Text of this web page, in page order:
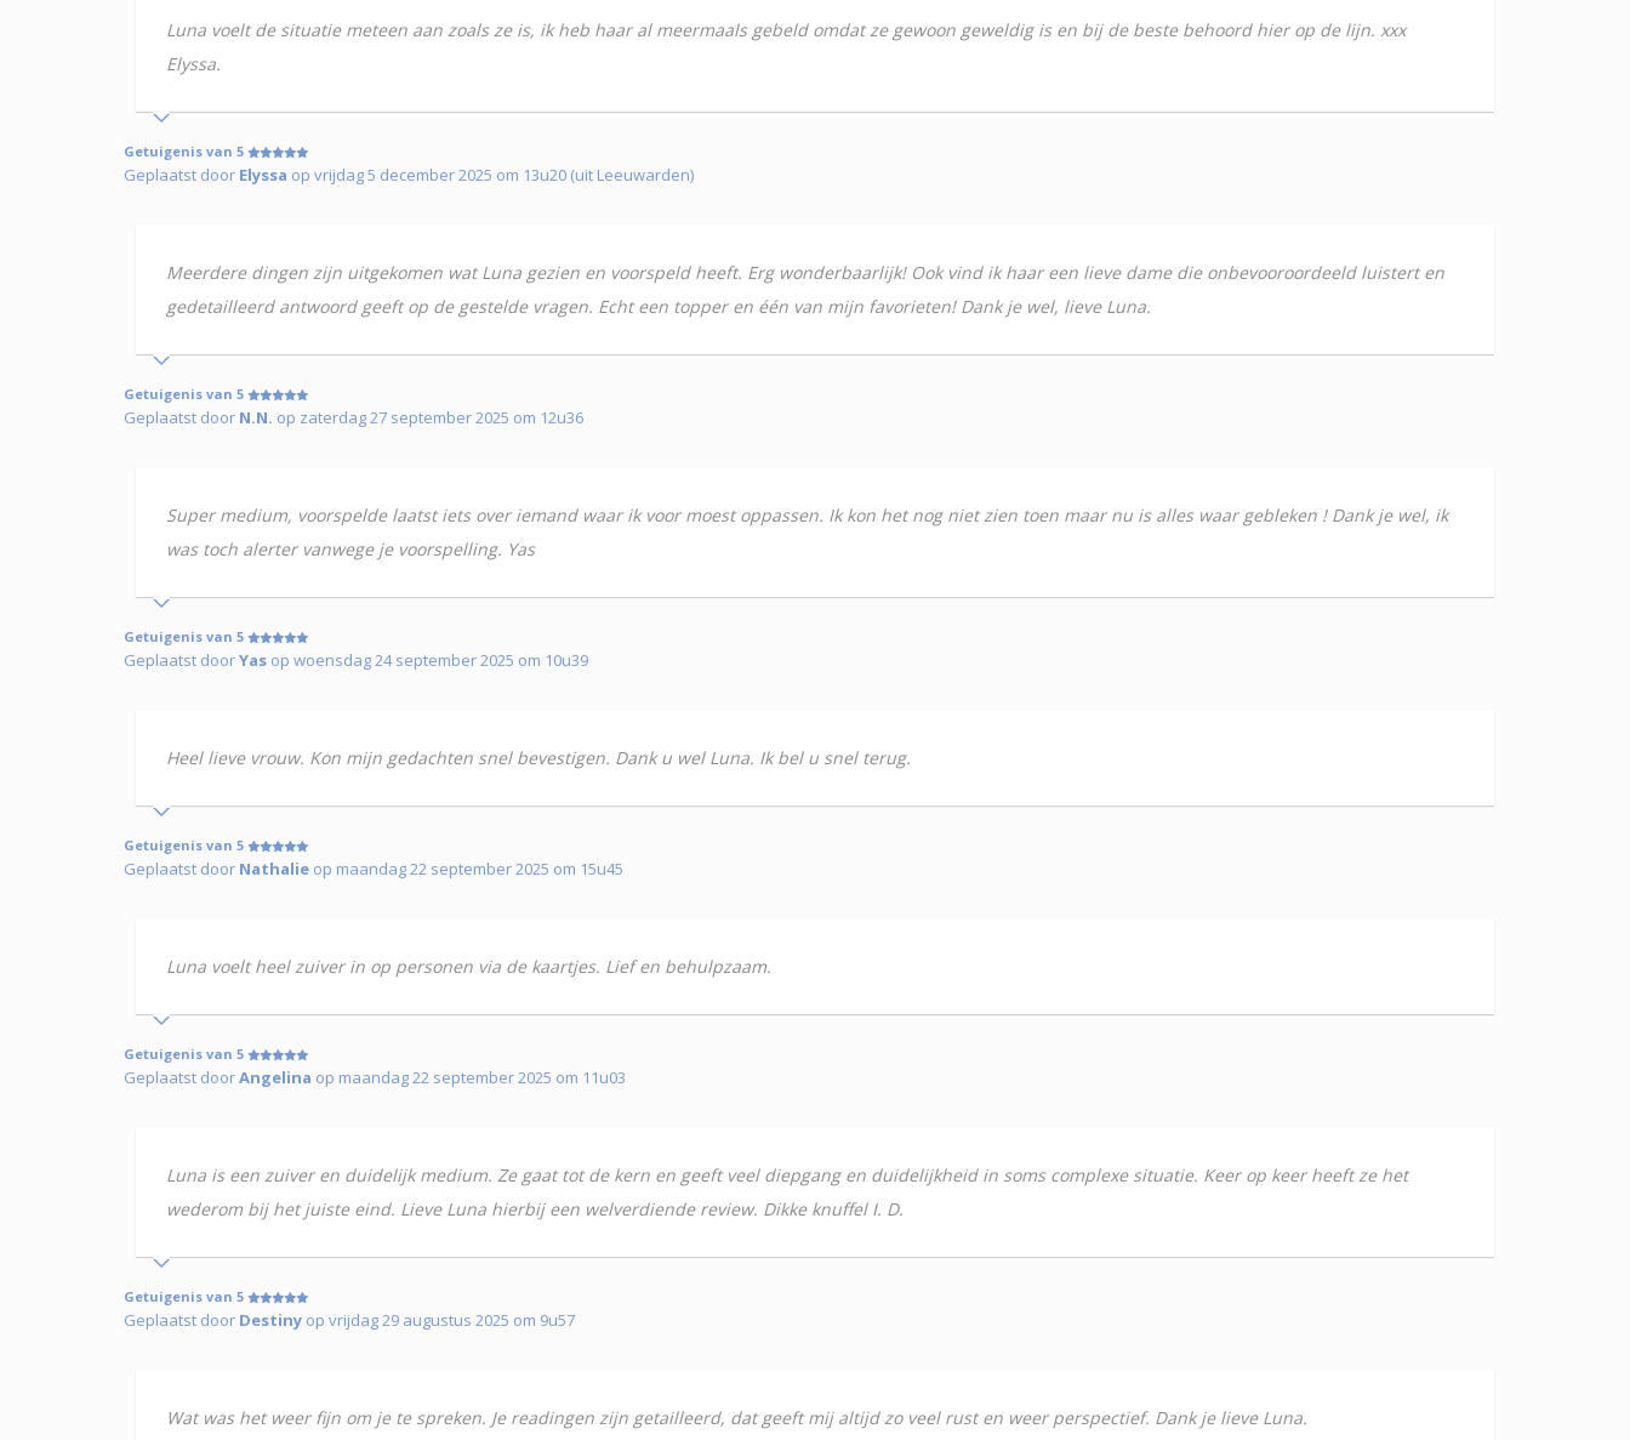
Luna voelt de situatie meteen aan zoals ze is, ik heb haar al meermaals gebeld omdat ze gewoon geweldig is en bij de beste behoord hier op de lijn. xxx
Elyssa.
Getuigenis van 5
Geplaatst door Elyssa op vrijdag 5 december 2025 om 13u20 (uit Leeuwarden)
Meerdere dingen zijn uitgekomen wat Luna gezien en voorspeld heeft. Erg wonderbaarlijk! Ook vind ik haar een lieve dame die onbevooroordeeld luistert en
gedetailleerd antwoord geeft op de gestelde vragen. Echt een topper en één van mijn favorieten! Dank je wel, lieve Luna.
Getuigenis van 5
Geplaatst door N.N. op zaterdag 27 september 2025 om 12u36
Super medium, voorspelde laatst iets over iemand waar ik voor moest oppassen. Ik kon het nog niet zien toen maar nu is alles waar gebleken ! Dank je wel, ik
was toch alerter vanwege je voorspelling. Yas
Getuigenis van 5
Geplaatst doorYas op woensdag 24 september 2025 om 10u39
Heel lieve vrouw. Kon mijn gedachten snel bevestigen. Dank u wel Luna. Ik bel u snel terug.
Getuigenis van 5
Geplaatst door Nathalie op maandag 22 september 2025 om 15u45
Luna voelt heel zuiver in op personen via de kaartjes. Lief en behulpzaam.
Getuigenis van 5
Geplaatst doorAngelina op maandag 22 september 2025 om 11u03
Luna is een zuiver en duidelijk medium. Ze gaat tot de kern en geeft veel diepgang en duidelijkheid in soms complexe situatie. Keer op keer heeft ze het
wederom bij het juiste eind. Lieve Luna hierbij een welverdiende review. Dikke knuffel I. D.
Getuigenis van 5
Geplaatst door Destiny op vrijdag 29 augustus 2025 om 9u57
Wat was het weer fijn om je te spreken. Je readingen zijn getailleerd, dat geeft mij altijd zo veel rust en weer perspectief. Dank je lieve Luna.